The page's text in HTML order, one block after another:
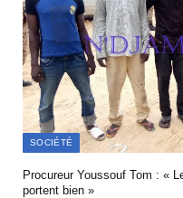
SOCIÉTÉ
Procureur Youssouf Tom : «
portent bien »